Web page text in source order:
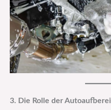
3. Die Rolle der